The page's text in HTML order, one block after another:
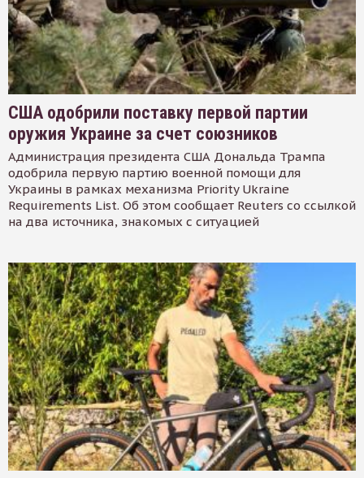
США одобрили поставку первой партии
оружия Украине за счет союзников
Администрация президента США Дональда Трампа
одобрила первую партию военной помощи для
Украины в рамках механизма Priority Ukraine
Requirements List. Об этом сообщает Reuters со ссылкой
на два источника, знакомых с ситуацией